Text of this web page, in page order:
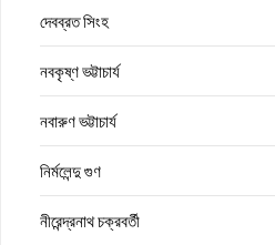
দেবব্রত সিংহ
নবকৃষ্ণ ভট্টাচার্য
নবারুণ ভট্টাচার্য
নির্মলেন্দু গুণ
নীরেন্দ্রনাথ চক্রবর্তী